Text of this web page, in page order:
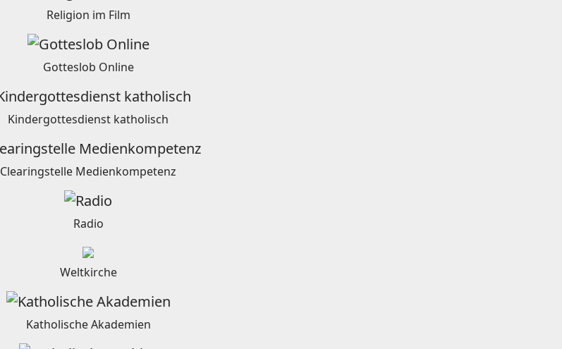
Religion im Film
Gotteslob Online
Kindergottesdienst katholisch
Clearingstelle Medienkompetenz
Radio
Weltkirche
Katholische Akademien